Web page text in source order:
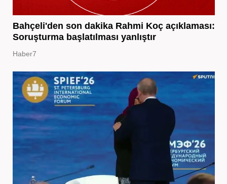
Bahçeli'den son dakika Rahmi Koç açıklaması:
Soruşturma başlatılması yanlıştır
Haber7